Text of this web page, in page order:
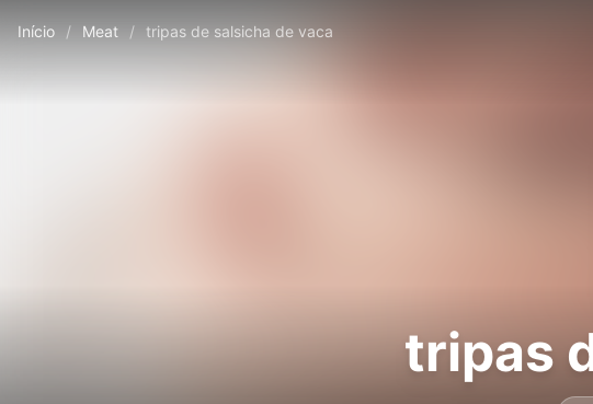
Início / Meat / tripas de salsicha de vaca
tripas